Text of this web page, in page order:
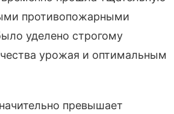
противопожарными
уделено строгому
урожая и оптимальным
превышает